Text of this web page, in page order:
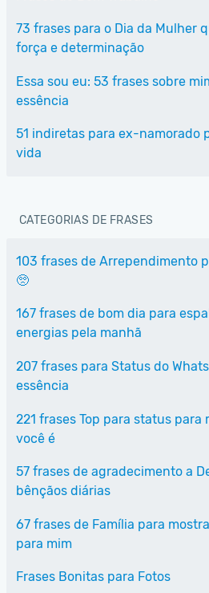
73 frases para o Dia da Mulher
força e determinação
Essa sou eu: 53 frases sobre
essência
51 indiretas para ex-namorado
vida
CATEGORIAS DE FRASES
103 frases de Arrependimento
🥺
167 frases de bom dia para
energias pela manhã
207 frases para Status do
essência
221 frases Top para status para
você é
57 frases de agradecimento a
bênçãos diárias
67 frases de Família para
para mim
Frases Bonitas para Fotos